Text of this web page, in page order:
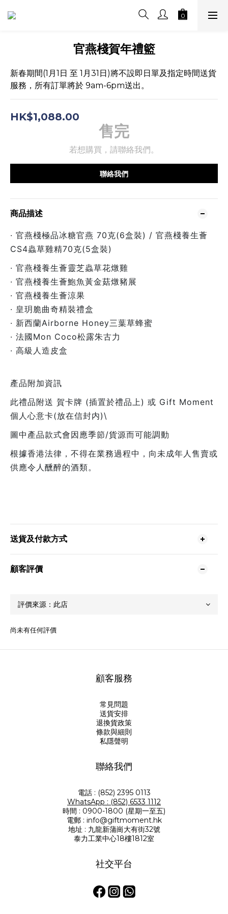
官燕棧賀年禮籃
新春期間(1月1日 至 1月31日)將不設即日單及指定時間送貨
服務，所有訂單將於 9am-6pm送出。
HK$1,088.00
售完
若想購買，請聯絡我們。
聯絡我們
商品描述
· 官燕棧極品冰糖官燕 70克(6盒裝) / 官燕棧養生薈
CS4蟲草雞精70克(5盒裝)
· 官燕棧養生薈靈芝蟲草花燉雞
· 官燕棧養生薈鮑魚黃金菇燉豬展
· 官燕棧養生薈涼果
· 皇玥脆曲奇精裝禮盒
· 新西蘭Airborne Honey三葉草蜂蜜
· 法國Mon Coco松露朱古力
· 高級人造皮盒
產品附加資訊
此禮品附送 賀卡牌 (插置於禮品上) 或 Gift Moment
個人心意卡(放在信封内)\
圖中產品款式會因應季節/貨源而可能調動
根據香港法律，不得在業務過程中，向未成年人售賣或
供應令人醺醉的酒類。
送貨及付款方式
顧客評價
尚未有任何評價
顧客服務
常見問題
送貨安排
退換貨政策
條款與細則
私隱聲明
聯絡我們
電話 : (852) 2395 0113
WhatsApp : (852) 6533 1112
時間 : 0900-1800 (星期一至五)
電郵 : info@giftmoment.hk
地址 : 九龍新蒲崗大有街32號
泰力工業中心18樓1812室
社交平台